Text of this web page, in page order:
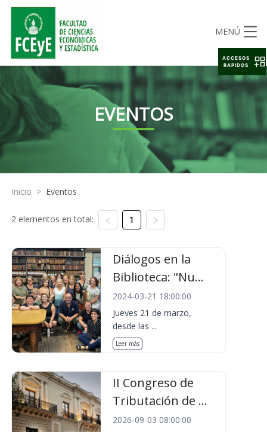
MENÚ
EVENTOS
Inicio > Eventos
2 elementos en total: 1
Diálogos en la
Biblioteca: "Nu...
2024-03-21 18:00:00
Jueves 21 de marzo,
desde las ...
Leer más
II Congreso de
Tributación de ...
2026-09-03 08:00:00
ACCESOS
RAPIDOS